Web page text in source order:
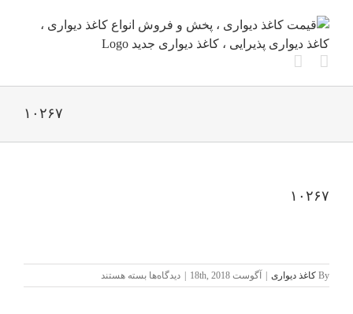
content
۱۰۲۶۷
۱۰۲۶۷
By کاغذ دیواری آگوست 18th, 2018 دیدگاه‌ها برای
۱۰۲۶۷
بسته هستند